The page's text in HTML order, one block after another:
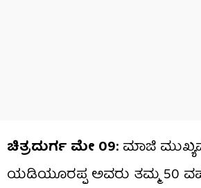
ಚಿತ್ರದುರ್ಗ ಮೇ 09: ಮಾಜಿ
ಯಡಿಯೂರಪ್ಪ ಅವರು ತಮ್ಮ 50